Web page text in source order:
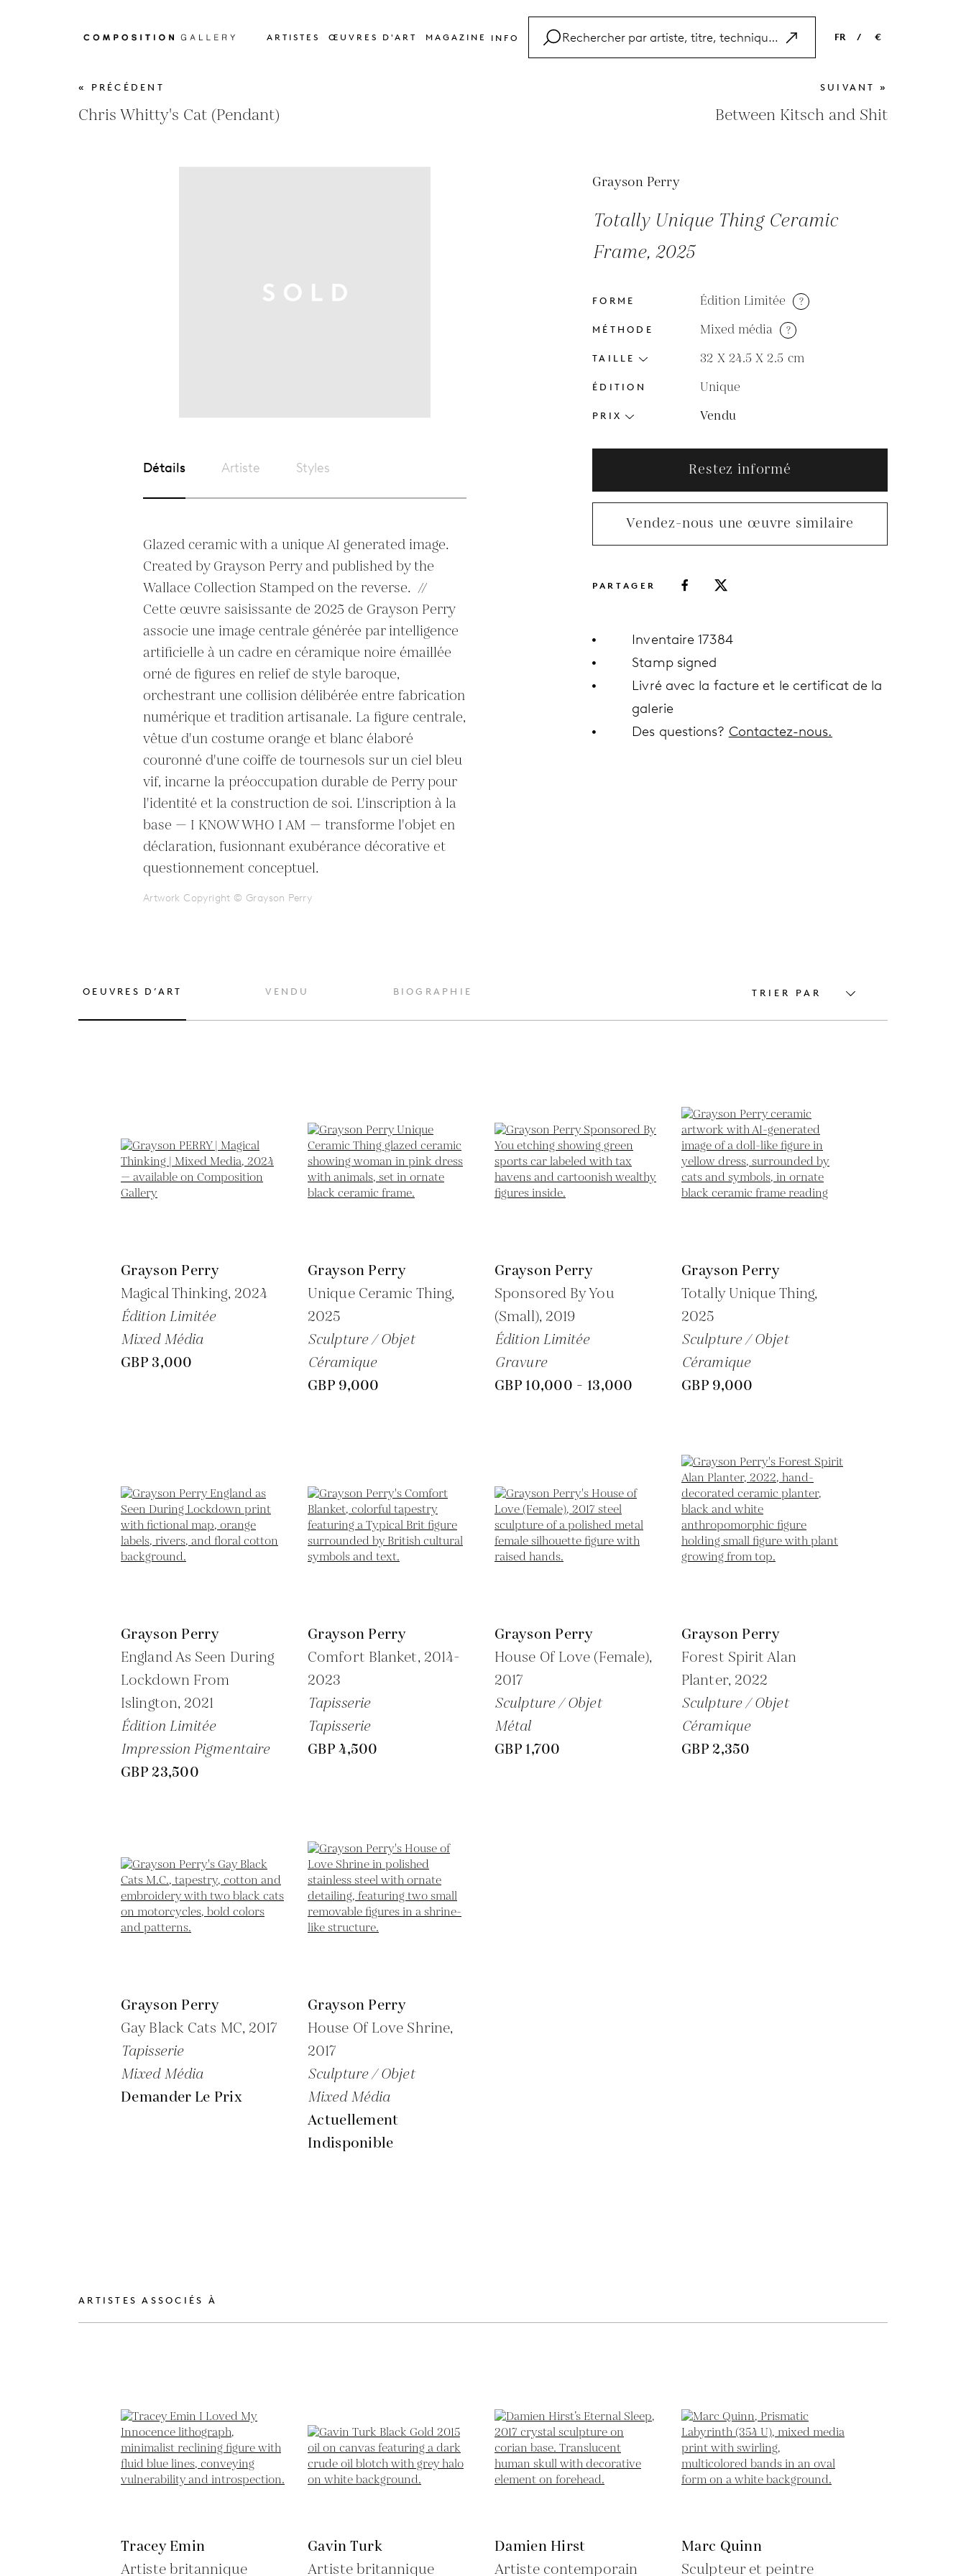
ARTISTES ŒUVRES D'ART MAGAZINE INFO FR
NL
ES
/ €
EUR
GBP
« PRÉCÉDENT
Chris Whitty's Cat (Pendant)
SUIVANT »
Between Kitsch and Shit
Détails Artiste Styles
Glazed ceramic with a unique AI generated image.
Created by Grayson Perry and published by the
Wallace Collection Stamped on the reverse.  //
Cette œuvre saisissante de 2025 de Grayson Perry
associe une image centrale générée par intelligence
artificielle à un cadre en céramique noire émaillée
orné de figures en relief de style baroque,
orchestrant une collision délibérée entre fabrication
numérique et tradition artisanale. La figure centrale,
vêtue d'un costume orange et blanc élaboré
couronné d'une coiffe de tournesols sur un ciel bleu
vif, incarne la préoccupation durable de Perry pour
l'identité et la construction de soi. L'inscription à la
base — I KNOW WHO I AM — transforme l'objet en
déclaration, fusionnant exubérance décorative et
questionnement conceptuel.
Artwork Copyright © Grayson Perry
Grayson Perry
Totally Unique Thing Ceramic
Frame, 2025
FORME Édition Limitée ?
MÉTHODE Mixed média ?
TAILLE 32 X 24.5 X 2.5 cm
ÉDITION Unique
PRIX Vendu
Restez informé
Vendez-nous une œuvre similaire
PARTAGER
Inventaire 17384
Stamp signed
Livré avec la facture et le certificat de la
galerie
Des questions? Contactez-nous.
OEUVRES D’ART VENDU BIOGRAPHIE TRIER PAR
Grayson Perry
Magical Thinking, 2024
Édition Limitée
Mixed Média
GBP 3,000
Grayson Perry
Unique Ceramic Thing,
2025
Sculpture / Objet
Céramique
GBP 9,000
Grayson Perry
Sponsored By You
(Small), 2019
Édition Limitée
Gravure
GBP 10,000 - 13,000
Grayson Perry
Totally Unique Thing,
2025
Sculpture / Objet
Céramique
GBP 9,000
Grayson Perry
England As Seen During
Lockdown From
Islington, 2021
Édition Limitée
Impression Pigmentaire
GBP 23,500
Grayson Perry
Comfort Blanket, 2014-
2023
Tapisserie
Tapisserie
GBP 4,500
Grayson Perry
House Of Love (Female),
2017
Sculpture / Objet
Métal
GBP 1,700
Grayson Perry
Forest Spirit Alan
Planter, 2022
Sculpture / Objet
Céramique
GBP 2,350
Grayson Perry
Gay Black Cats MC, 2017
Tapisserie
Mixed Média
Demander Le Prix
Grayson Perry
House Of Love Shrine,
2017
Sculpture / Objet
Mixed Média
Actuellement
Indisponible
ARTISTES ASSOCIÉS À
Tracey Emin
Artiste britannique
Gavin Turk
Artiste britannique
Damien Hirst
Artiste contemporain
Marc Quinn
Sculpteur et peintre